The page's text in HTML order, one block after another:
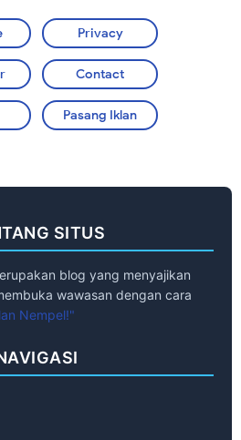
Privacy
Contact
Pasang Iklan
SITUS
blog yang menyajikan
wawasan dengan cara
Nempel!"